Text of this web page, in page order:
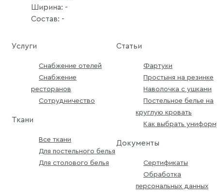
Ширина: -
Состав: -
Услуги
Снабжение отелей
Снабжение
ресторанов
Сотрудничество
Ткани
Все ткани
Для постельного белья
Для столового белья
Статьи
Фартуки
Простыня на резинке
Наволочка с ушками
Постельное белье на
круглую кровать
Как выбрать
Документы
Сертификаты
Обработка
персональных данных